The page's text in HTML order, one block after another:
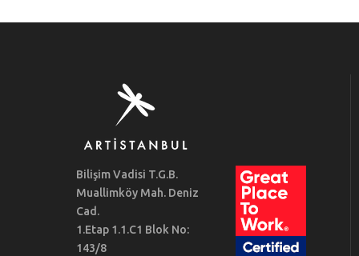
Bilişim Vadisi T.G.B.
Muallimköy Mah. Deniz
Cad.
1.Etap 1.1.C1 Blok No:
143/8